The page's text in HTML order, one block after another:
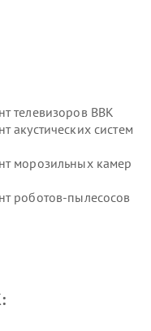
телевизоров BBK
акустических систем
морозильных камер
роботов-пылесосов